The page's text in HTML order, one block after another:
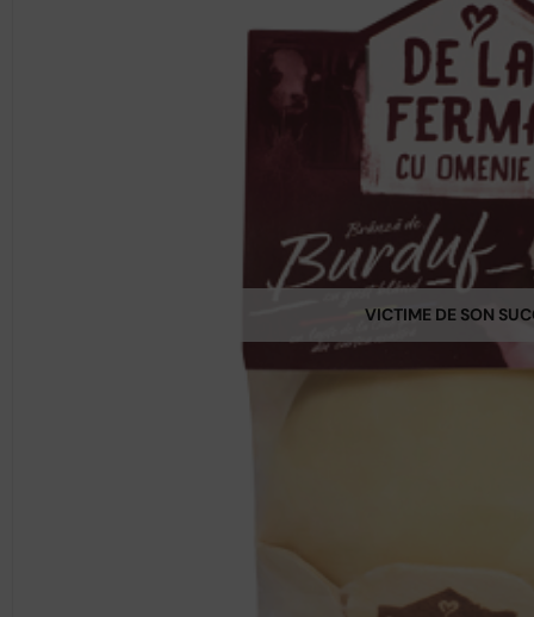
VICTIME DE SON